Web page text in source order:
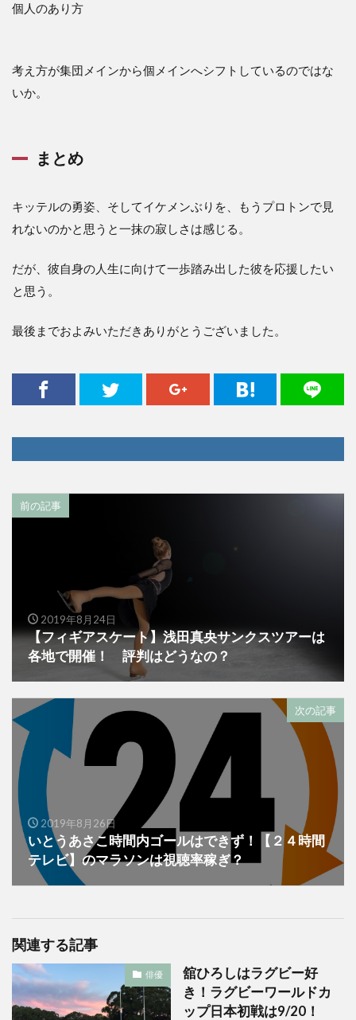
個人のあり方
考え方が集団メインから個メインへシフトしているのではな
いか。
まとめ
キッテルの勇姿、そしてイケメンぶりを、もうプロトンで見
れないのかと思うと一抹の寂しさは感じる。
だが、彼自身の人生に向けて一歩踏み出した彼を応援したい
と思う。
最後までおよみいただきありがとうございました。
前の記事
2019年8月24日
【フィギアスケート】浅田真央サンクスツアーは
各地で開催！ 評判はどうなの？
次の記事
2019年8月26日
いとうあさこ時間内ゴールはできず！【２４時間
テレビ】のマラソンは視聴率稼ぎ？
関連する記事
俳優
舘ひろしはラグビー好
き！ラグビーワールドカ
ップ日本初戦は9/20！